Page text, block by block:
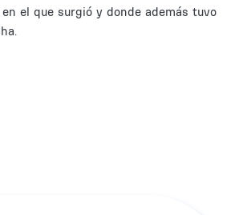
el que surgió y donde además tuvo